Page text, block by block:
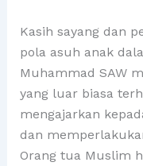
Kasih sayang dan
pola asuh anak
Muhammad SAW
yang luar biasa
mengajarkan
dan
Orang tua Muslim